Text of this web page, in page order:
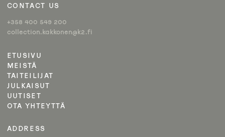
ETUSIVU
MEISTÄ
TAITEILIJAT
JULKAISUT
UUTISET
OTA YHTEYTTÄ
ADDRESS
CONTACT US
+358 400 549 200
collection.kakkonen@k2.fi